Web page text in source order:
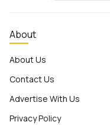
About
About Us
Contact Us
Advertise With Us
Privacy Policy